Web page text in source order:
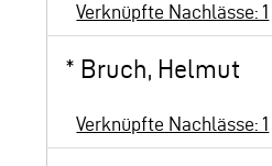
Verknüpfte Nachlässe: 1
* Bruch, Helmut
Verknüpfte Nachlässe: 1